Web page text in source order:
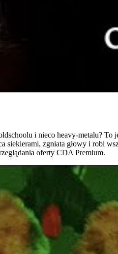
i nieco heavy-metalu?
zgniata głowy i robi
oferty CDA Premium.